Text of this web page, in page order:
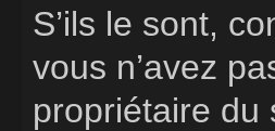
S’ils le sont,
vous n’avez
propriétaire du